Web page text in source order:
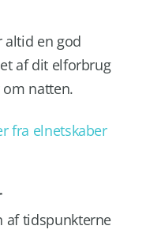
altid en god
af dit elforbrug
natten.
fra elnetskaber
af tidspunkterne